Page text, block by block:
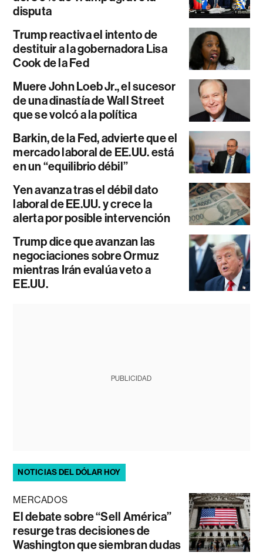
disputa
Trump reactiva el intento de
destituir a la gobernadora Lisa
Cook de la Fed
Muere John Loeb Jr., el sucesor
de una dinastía de Wall Street
que se volcó a la política
Barkin, de la Fed, advierte que el
mercado laboral de EE.UU. está
en un “equilibrio débil”
Yen avanza tras el débil dato
laboral de EE.UU. y crece la
alerta por posible intervención
Trump dice que avanzan las
negociaciones sobre Ormuz
mientras Irán evalúa veto a
EE.UU.
PUBLICIDAD
NOTICIAS DEL DÓLAR HOY
MERCADOS
El debate sobre “Sell América”
resurge tras decisiones de
Washington que siembran dudas